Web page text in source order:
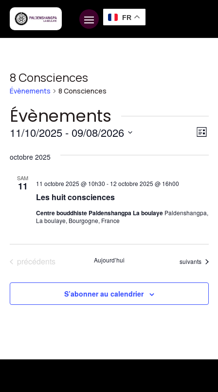
8 Consciences
Évènements 8 Consciences
Évènements
Liste
11/10/2025 - 09/08/2026
une
octobre 2025
SAM
11
Les huit consciences
11 octobre 2025 @ 10h30 - 12 octobre 2025 @ 16h00
Centre bouddhiste Paldenshangpa La boulaye Paldenshangpa,
La boulaye, Bourgogne, France
Évènements
précédents Aujourd’hui Évènements
suivants
S’abonner au calendrier
FR